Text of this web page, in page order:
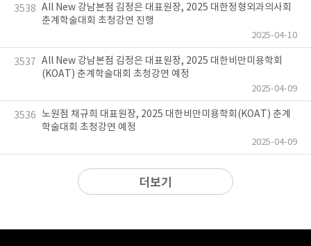
3538 All New 강남본점 김정은 대표원장, 2025 대한정형외과의사회
춘계학술대회 초청강연 진행
2025-04-10
3537 All New 강남본점 김정은 대표원장, 2025 대한비만미용학회
(KOAT) 춘계학술대회 초청강연 예정
2025-04-09
3536 노원점 채규희 대표원장, 2025 대한비만미용학회(KOAT) 춘계
학술대회 초청강연 예정
2025-04-09
더보기